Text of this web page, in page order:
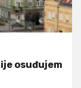
osuđujem